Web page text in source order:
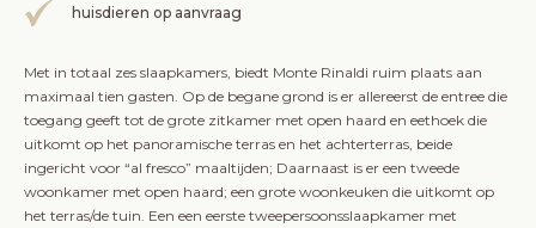
huisdieren op aanvraag
Met in totaal zes slaapkamers, biedt Monte Rinaldi ruim plaats aan
maximaal tien gasten. Op de begane grond is er allereerst de entree die
toegang geeft tot de grote zitkamer met open haard en eethoek die
uitkomt op het panoramische terras en het achterterras, beide
ingericht voor “al fresco” maaltijden; Daarnaast is er een tweede
woonkamer met open haard; een grote woonkeuken die uitkomt op
het terras/de tuin. Een een eerste tweepersoonsslaapkamer met